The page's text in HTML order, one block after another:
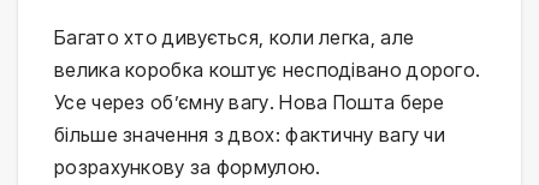
Багато хто дивується, коли легка, але
велика коробка коштує несподівано дорого.
Усе через об’ємну вагу. Нова Пошта бере
більше значення з двох: фактичну вагу чи
розрахункову за формулою.